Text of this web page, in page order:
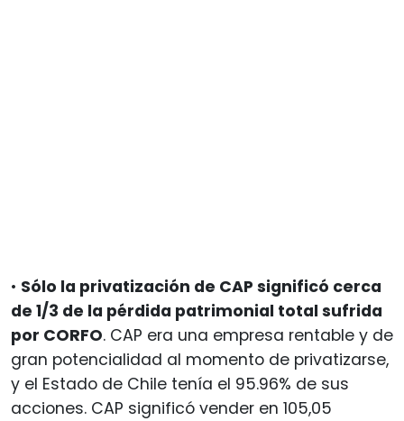
• Sólo la privatización de CAP significó cerca
de 1/3 de la pérdida patrimonial total sufrida
por CORFO. CAP era una empresa rentable y de
gran potencialidad al momento de privatizarse,
y el Estado de Chile tenía el 95.96% de sus
acciones. CAP significó vender en 105,05